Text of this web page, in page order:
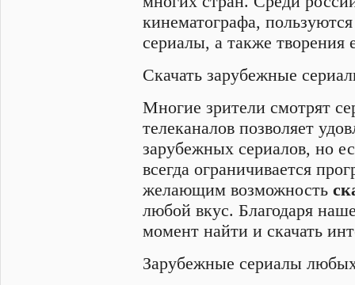
кинематографа,
сериалы, а также творения
Скачать зарубежные
Многие зрители смотрят
телеканалов позволяет
зарубежных сериалов, но
всегда ограничивается
желающим возможность
любой вкус. Благодаря
момент найти и скачать
Зарубежные сериалы